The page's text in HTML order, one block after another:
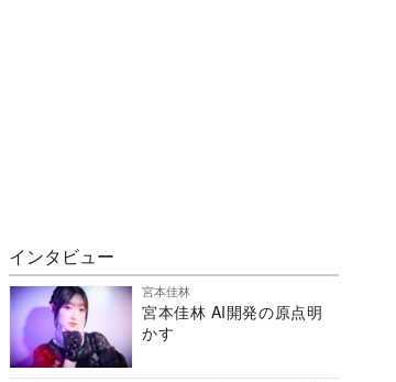
インタビュー
宮本佳林
宮本佳林 AI開発の原点明
かす